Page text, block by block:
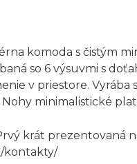
komoda s čistým
so 6 výsuvmi s
v priestore.
minimalistické
krát prezentovaná
kontakty/